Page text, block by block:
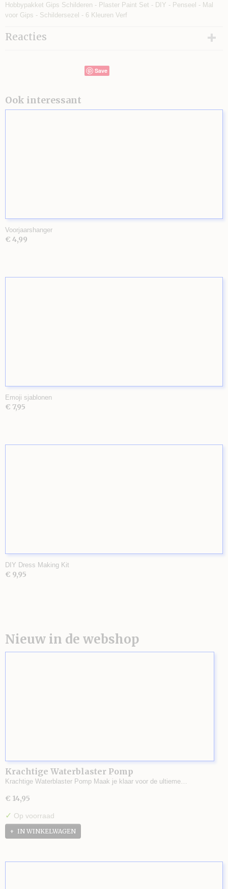
Hobbypakket Gips Schilderen - Plaster Paint Set - DIY - Penseel - Mal
voor Gips - Schildersezel - 6 Kleuren Verf
Reacties
Save
Ook interessant
Voorjaarshanger
€ 4,99
Emoji sjablonen
€ 7,95
DIY Dress Making Kit
€ 9,95
Nieuw in de webshop
Krachtige Waterblaster Pomp
Krachtige Waterblaster Pomp Maak je klaar voor de ultieme…
€ 14,95
✓ Op voorraad
IN WINKELWAGEN